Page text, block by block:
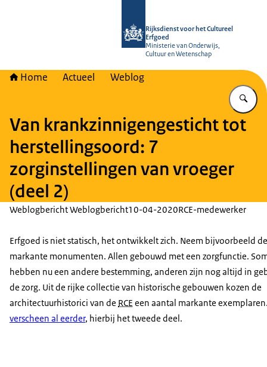
Rijksdienst voor het Cultureel
Erfgoed
Ministerie van Onderwijs,
Cultuur en Wetenschap
Home Actueel Weblog
Van krankzinnigengesticht tot
herstellingsoord: 7
zorginstellingen van vroeger
(deel 2)
Weblogbericht Weblogbericht10-04-2020RCE-medewerker
Erfgoed is niet statisch, het ontwikkelt zich. Neem bijvoorbeeld
markante monumenten. Allen gebouwd met een zorgfunctie.
hebben nu een andere bestemming, anderen zijn nog altijd in
de zorg. Uit de rijke collectie van historische gebouwen kozen de
architectuurhistorici van de RCE een aantal markante
verscheen al eerder, hierbij het tweede deel.